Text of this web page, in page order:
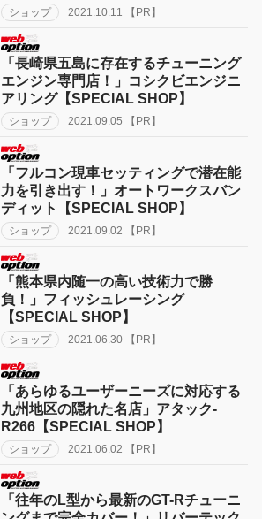
ショップ 2021.10.11 【PR】
「長崎県五島に存在するチューニング
エンジン専門店！」コシクビエンジニ
アリング【SPECIAL SHOP】
ショップ 2021.09.05 【PR】
「フルコン現車セッティングで潜在能
力を引き出す！」オートワークスバン
ディット【SPECIAL SHOP】
ショップ 2021.09.02 【PR】
「熊本県内随一の高い技術力で勝
負！」フィッシュレーシング
【SPECIAL SHOP】
ショップ 2021.06.30 【PR】
「あらゆるユーザーニーズに対応する
九州地区の隠れた名店」アタック-
R266【SPECIAL SHOP】
ショップ 2021.06.02 【PR】
「往年のL型から最新のGT-Rチューニ